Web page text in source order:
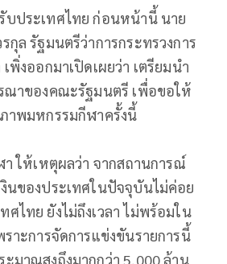
บประเทศไทย ก่อนหน้านี้ นาย
กุล รัฐมนตรีว่าการกระทรวงการ
พิ่งออกมาเปิดเผยว่า เตรียมนำ
รณาของคณะรัฐมนตรี เพื่อขอให้
ภาพมหกรรมกีฬาครั้งนี้
ให้เหตุผลว่า จากสถานการณ์
นของประเทศในปัจจุบันไม่ค่อย
ศไทย ยังไม่ถึงเวลา ไม่พร้อมใน
ราะการจัดการแข่งขันรายการนี้
มาณสูงถึงมากกว่า 5,000 ล้าน